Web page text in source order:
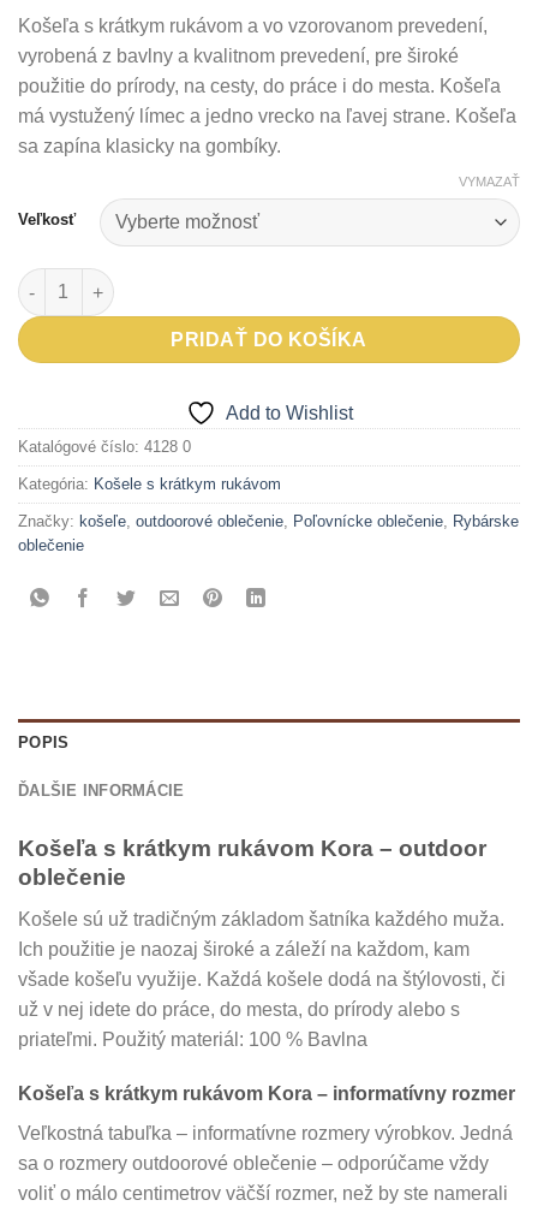
Košeľa s krátkym rukávom a vo vzorovanom prevedení,
vyrobená z bavlny a kvalitnom prevedení, pre široké
použitie do prírody, na cesty, do práce i do mesta. Košeľa
má vystužený límec a jedno vrecko na ľavej strane. Košeľa
sa zapína klasicky na gombíky.
Veľkosť
VYMAZAŤ
množstvo Košeľa s krátkym rukávom Kora
PRIDAŤ DO KOŠÍKA
Add to Wishlist
Katalógové číslo: 4128 0
Kategória: Košele s krátkym rukávom
Značky: košeľe, outdoorové oblečenie, Poľovnícke oblečenie, Rybárske
oblečenie
POPIS
ĎALŠIE INFORMÁCIE
Košeľa s krátkym rukávom Kora – outdoor
oblečenie
Košele sú už tradičným základom šatníka každého muža.
Ich použitie je naozaj široké a záleží na každom, kam
všade košeľu využije. Každá košele dodá na štýlovosti, či
už v nej idete do práce, do mesta, do prírody alebo s
priateľmi. Použitý materiál: 100 % Bavlna
Košeľa s krátkym rukávom Kora – informatívny rozmer
Veľkostná tabuľka – informatívne rozmery výrobkov. Jedná
sa o rozmery outdoorové oblečenie – odporúčame vždy
voliť o málo centimetrov väčší rozmer, než by ste namerali